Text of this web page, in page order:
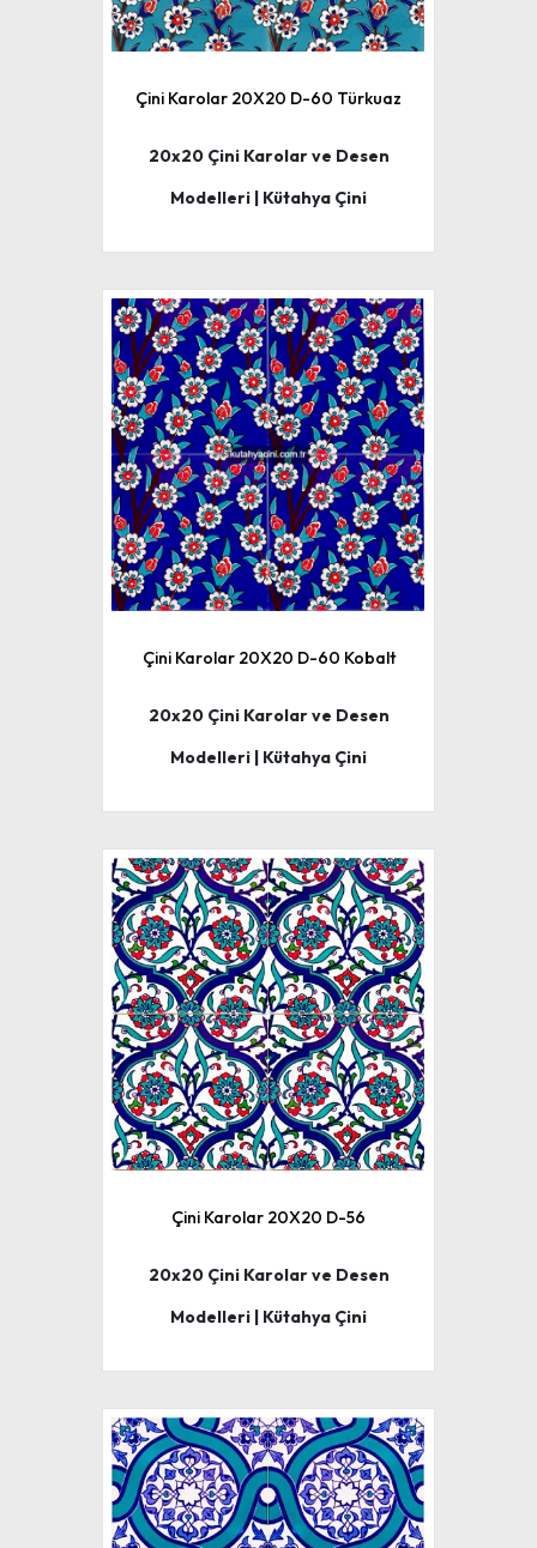
Çini Karolar 20X20 D-60 Türkuaz
20x20 Çini Karolar ve Desen
Modelleri | Kütahya Çini
Çini Karolar 20X20 D-60 Kobalt
20x20 Çini Karolar ve Desen
Modelleri | Kütahya Çini
Çini Karolar 20X20 D-56
20x20 Çini Karolar ve Desen
Modelleri | Kütahya Çini